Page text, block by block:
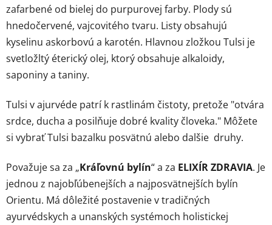
u
zafarbené od bielej do purpurovej farby. Plody sú
hnedočervené, vajcovitého tvaru. Listy obsahujú
kyselinu askorbovú a karotén. Hlavnou zložkou Tulsi je
svetložltý éterický olej, ktorý obsahuje alkaloidy,
saponiny a taniny.
Tulsi v ajurvéde patrí k rastlinám čistoty, pretože "otvára
srdce, ducha a posilňuje dobré kvality človeka." Môžete
si vybrať Tulsi bazalku posvätnú alebo dalšie druhy.
Považuje sa za „Kráľovnú bylín“ a za ELIXÍR ZDRAVIA. Je
jednou z najobľúbenejších a najposvätnejších bylín
Orientu. Má dôležité postavenie v tradičných
ayurvédskych a unanských systémoch holistickej